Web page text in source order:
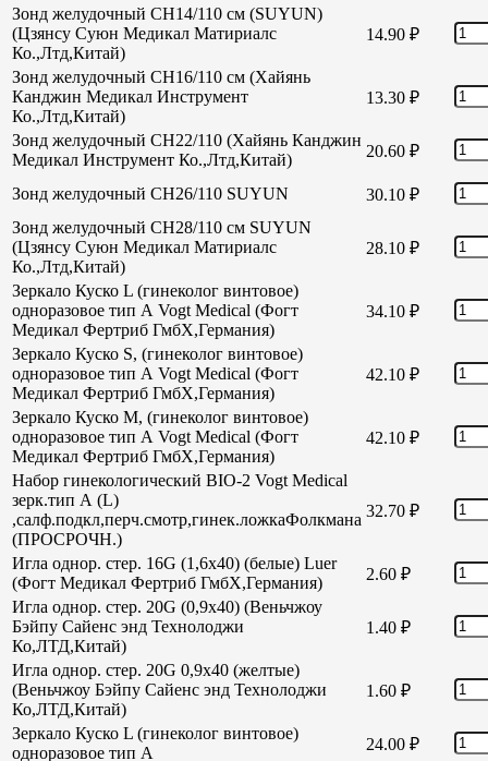
Зонд желудочный CH14/110 см (SUYUN)
(Цзянсу Суюн Медикал Матириалс
Ко.,Лтд,Китай)
14.90 ₽
Зонд желудочный CH16/110 см (Хайянь
Канджин Медикал Инструмент
Ко.,Лтд,Китай)
13.30 ₽
Зонд желудочный СН22/110 (Хайянь Канджин
Медикал Инструмент Ко.,Лтд,Китай)
20.60 ₽
Зонд желудочный СН26/110 SUYUN 30.10 ₽
Зонд желудочный СН28/110 см SUYUN
(Цзянсу Суюн Медикал Матириалс
Ко.,Лтд,Китай)
28.10 ₽
Зеркало Куско L (гинеколог винтовое)
одноразовое тип А Vogt Medical (Фогт
Медикал Фертриб ГмбХ,Германия)
34.10 ₽
Зеркало Куско S, (гинеколог винтовое)
одноразовое тип А Vogt Medical (Фогт
Медикал Фертриб ГмбХ,Германия)
42.10 ₽
Зеркало Куско М, (гинеколог винтовое)
одноразовое тип А Vogt Medical (Фогт
Медикал Фертриб ГмбХ,Германия)
42.10 ₽
Набор гинекологический BIO-2 Vogt Medical
зерк.тип А (L)
,салф.подкл,перч.смотр,гинек.ложкаФолкмана
(ПРОСРОЧН.)
32.70 ₽
Игла однор. стер. 16G (1,6х40) (белые) Luer
(Фогт Медикал Фертриб ГмбХ,Германия)
2.60 ₽
Игла однор. стер. 20G (0,9х40) (Веньчжоу
Бэйпу Сайенс энд Технолоджи
Ко,ЛТД,Китай)
1.40 ₽
Игла однор. стер. 20G 0,9х40 (желтые)
(Веньчжоу Бэйпу Сайенс энд Технолоджи
Ко,ЛТД,Китай)
1.60 ₽
Зеркало Куско L (гинеколог винтовое)
одноразовое тип А
24.00 ₽